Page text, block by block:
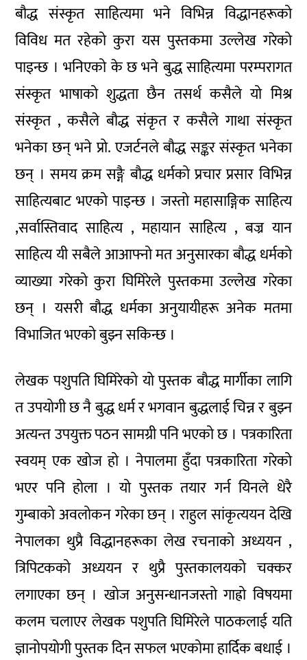
बौद्ध संस्कृत साहित्यमा भने विभिन्न विद्धानहरूको
विविध मत रहेको कुरा यस पुस्तकमा उल्लेख गरेको
पाइन्छ । भनिएको के छ भने बुद्ध साहित्यमा परम्परागत
संस्कृत भाषाको शुद्धता छैन तसर्थ कसैले यो मिश्र
संस्कृत , कसैले बौद्ध संकृत र कसैले गाथा संस्कृत
भनेका छन् भने प्रो. एजर्टनले बौद्ध सङ्कर संस्कृत भनेका
छन् । समय क्रम सङ्गै बौद्ध धर्मको प्रचार प्रसार विभिन्न
साहित्यबाट भएको पाइन्छ । जस्तो महासाङ्गिक साहित्य
,सर्वास्तिवाद साहित्य , महायान साहित्य , बज्र यान
साहित्य यी सबैले आआफ्नो मत अनुसारका बौद्ध धर्मको
व्याख्या गरेको कुरा घिमिरेले पुस्तकमा उल्लेख गरेका
छन् । यसरी बौद्ध धर्मका अनुयायीहरू अनेक मतमा
विभाजित भएको बुझ्न सकिन्छ ।
लेखक पशुपति घिमिरेको यो पुस्तक बौद्ध मार्गीका लागि
त उपयोगी छ नै बुद्ध धर्म र भगवान बुद्धलाई चिन्न र बुझ्न
अत्यन्त उपयुक्त पठन सामग्री पनि भएको छ । पत्रकारिता
स्वयम् एक खोज हो । नेपालमा हुँदा पत्रकारिता गरेको
भएर पनि होला । यो पुस्तक तयार गर्न यिनले धेरै
गुम्बाको अवलोकन गरेका छन् । राहुल सांकृत्ययन देखि
नेपालका थुप्रै विद्धानहरूका लेख रचनाको अध्ययन ,
त्रिपिटकको अध्ययन र थुप्रै पुस्तकालयको चक्कर
लगाएका छन् । खोज अनुसन्धानजस्तो गाह्रो विषयमा
कलम चलाएर लेखक पशुपति घिमिरेले पाठकलाई यति
ज्ञानोपयोगी पुस्तक दिन सफल भएकोमा हार्दिक बधाई ।